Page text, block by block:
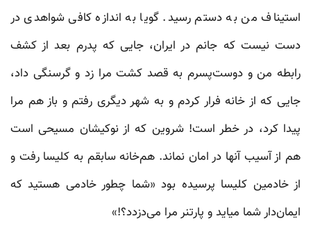
استیناف من به دستم رسید. گویا به اندازه کافی شواهدی در
دست نیست که جانم در ایران، جایی که پدرم بعد از کشف
رابطه من و دوست‌پسرم به قصد کشت مرا زد و گرسنگی داد،
جایی که از خانه فرار کردم و به شهر دیگری رفتم و باز هم مرا
پیدا کرد، در خطر است! شروین که از نوکیشان مسیحی است
هم از آسیب آنها در امان نماند. هم‌خانه سابقم به کلیسا رفت و
از خادمین کلیسا پرسیده بود «شما چطور خادمی هستید که
ایمان‌دار شما میاید و پارتنر مرا می‌دزدد؟!»